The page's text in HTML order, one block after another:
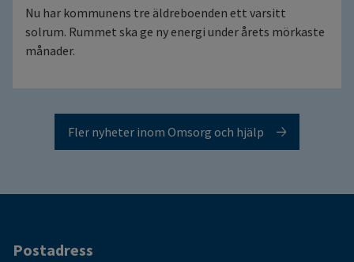
Nu har kommunens tre äldreboenden ett varsitt
solrum. Rummet ska ge ny energi under årets mörkaste
månader.
Fler nyheter inom Omsorg och hjälp
Postadress